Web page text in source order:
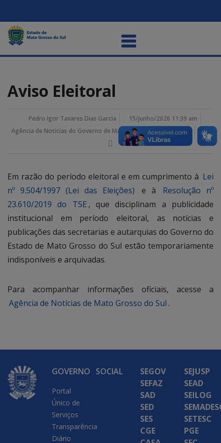
Aviso Eleitoral
Pedro Igor Tavares Dias Garcia
15/junho/2026 11:39 am
Agência de Noticias do Governo de Mato Grosso do Sul
Em razão do período eleitoral e em cumprimento à Lei
nº 9.504/1997 (Lei das Eleições)
e à
Resolução nº
23.610/2019 do TSE , que disciplinam a publicidade
institucional em período eleitoral, as notícias e
publicações das secretarias e autarquias do Governo do
Estado de Mato Grosso do Sul estão temporariamente
indisponíveis e arquivadas.
Para acompanhar informações oficiais, acesse a
Agência de Notícias de Mato Grosso do Sul .
GOVERNO
Portal
Único de
Serviços
Transparência
Diário
SOCIAL
SEGOV
SEFAZ
SAD
SED
SES
CGE
SEJUSP
SEAD
SEILOG
SETESC
PGE